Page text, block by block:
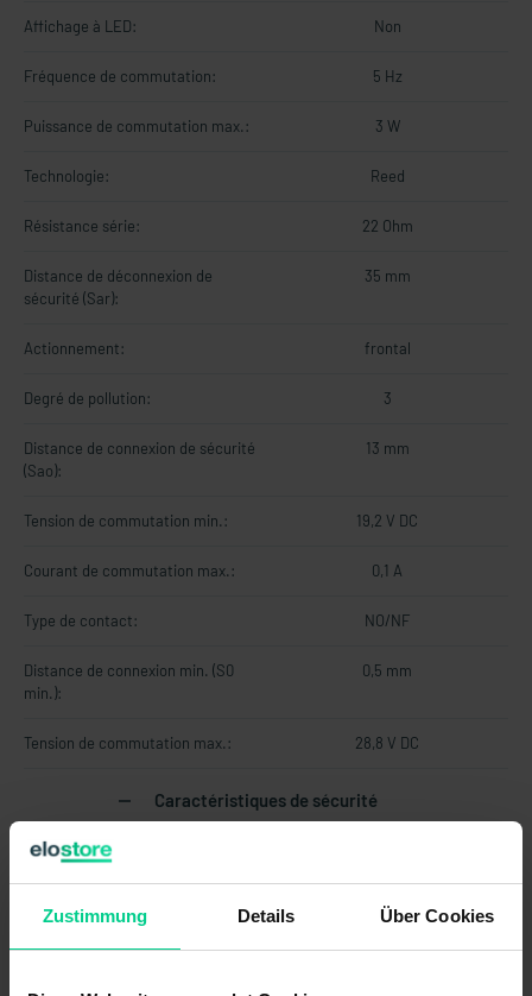
Zustimmung Details Über Cookies
Affichage à LED: Non
Fréquence de commutation: 5 Hz
Puissance de commutation max.: 3 W
Technologie: Reed
Résistance série: 22 Ohm
Distance de déconnexion de
sécurité (Sar):
35 mm
Actionnement: frontal
Degré de pollution: 3
Distance de connexion de sécurité
(Sao):
13 mm
Tension de commutation min.: 19,2 V DC
Courant de commutation max.: 0,1 A
Type de contact: NO/NF
Distance de connexion min. (S0
min.):
0,5 mm
Tension de commutation max.: 28,8 V DC
Caractéristiques de sécurité
Durée de vie en années:
Structure selon EN ISO 13849-1: À deux canaux
B10d selon EN ISO 13849-1: 20000000